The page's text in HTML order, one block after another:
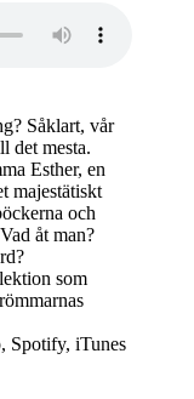
Såklart, vår
det mesta.
Esther, en
majestätiskt
och
åt man?
som
Spotify, iTunes